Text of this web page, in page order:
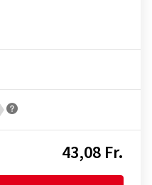
43,08 Fr.